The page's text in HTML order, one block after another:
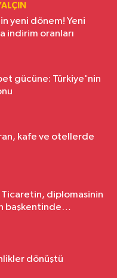
yeni dönem! Yeni
indirim oranları
gücüne: Türkiye'nin
kafe ve otellerde
Ticaretin, diplomasinin
başkentinde
dönüştü